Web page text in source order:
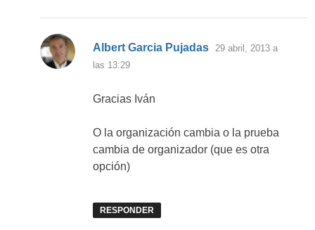
Albert Garcia Pujadas dice:
29 abril, 2013 a
las 13:29
Gracias Iván
O la organización cambia o la prueba
cambia de organizador (que es otra
opción)
RESPONDER